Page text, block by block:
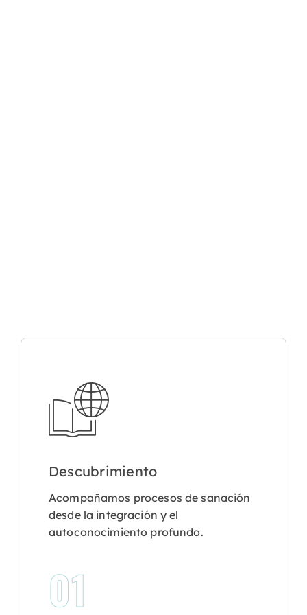
Descubrimiento
Acompañamos procesos de sanación
desde la integración y el
autoconocimiento profundo.
01